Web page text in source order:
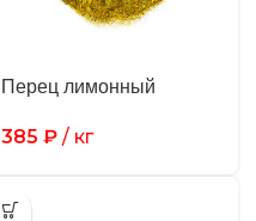
Перец лимонный
385 ₽ / кг